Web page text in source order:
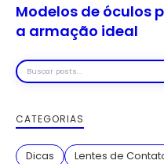
Modelos de óculos
a armação ideal
Buscar
posts
CATEGORIAS
Dicas Lentes de